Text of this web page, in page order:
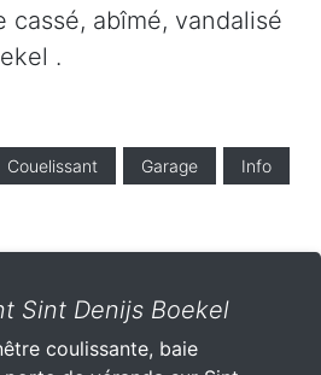
abîmé, vandalisé
.
Couelissant Garage Info
Sint Denijs Boekel
coulissante, baie